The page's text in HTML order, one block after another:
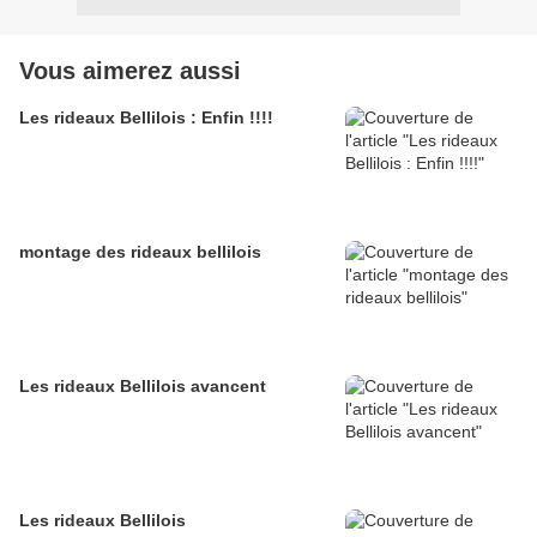
Vous aimerez aussi
Les rideaux Bellilois : Enfin !!!!
montage des rideaux bellilois
Les rideaux Bellilois avancent
Les rideaux Bellilois